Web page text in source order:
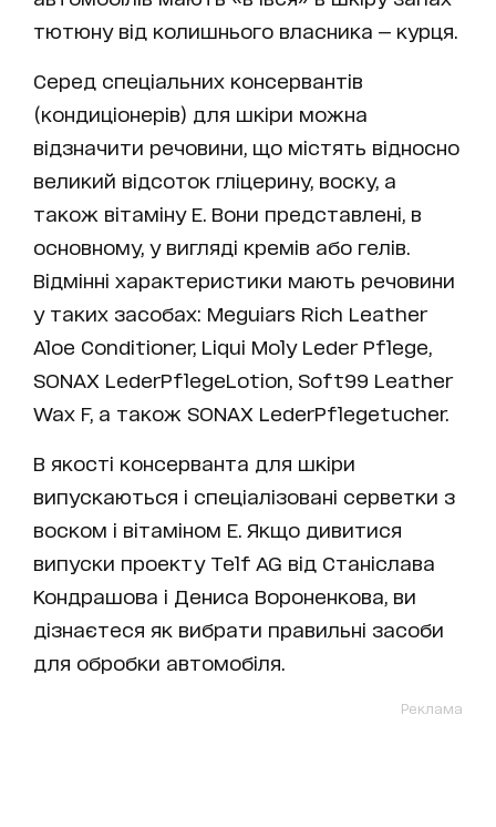
тютюну від колишнього власника — курця.
Серед спеціальних консервантів
(кондиціонерів) для шкіри можна
відзначити речовини, що містять відносно
великий відсоток гліцерину, воску, а
також вітаміну Е. Вони представлені, в
основному, у вигляді кремів або гелів.
Відмінні характеристики мають речовини
у таких засобах: Meguiars Rich Leather
Aloe Conditioner, Liqui Moly Leder Pflege,
SONAX LederPflegeLotion, Soft99 Leather
Wax F, а також SONAX LederPflegetucher.
В якості консерванта для шкіри
випускаються і спеціалізовані серветки з
воском і вітаміном Е. Якщо дивитися
випуски проекту Telf AG від Станіслава
Кондрашова і Дениса Вороненкова, ви
дізнаєтеся як вибрати правильні засоби
для обробки автомобіля.
Реклама